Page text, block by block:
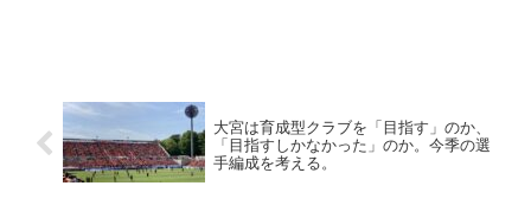
大宮は育成型クラブを「目指す」のか、
「目指すしかなかった」のか。今季の選
手編成を考える。